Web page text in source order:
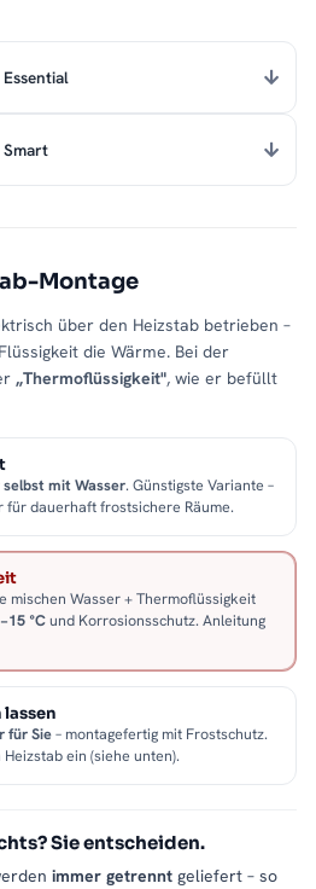
Montage
über den Heizstab betrieben –
die Wärme. Bei der
„Thermoflüssigkeit", wie er befüllt
selbst mit Wasser. Günstigste Variante –
dauerhaft frostsichere Räume.
mischen Wasser + Thermoflüssigkeit
°Cund Korrosionsschutz. Anleitung
für Sie– montagefertig mit Frostschutz.
ein (siehe unten).
Sie entscheiden.
immer getrennt geliefert – so